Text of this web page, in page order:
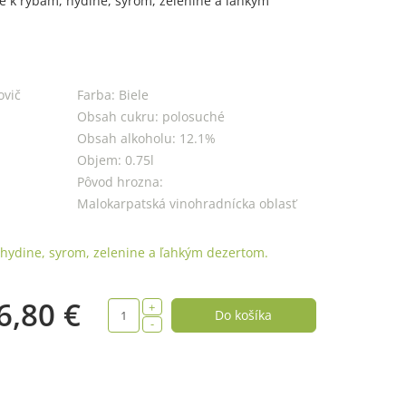
Farba: Biele
Obsah cukru: polosuché
Obsah alkoholu: 12.1%
Objem:0.75l
Pôvod hrozna:
Malokarpatská vinohradnícka oblasť
syrom, zelenine a ľahkým dezertom.
€ -
+